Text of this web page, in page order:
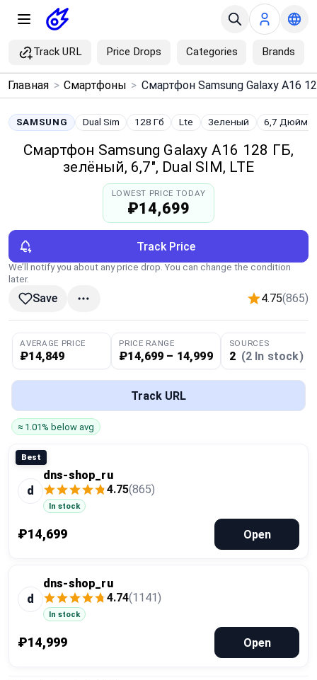
Track URL Price Drops Categories Brands
Menu ×
Categories
Plans & Pricing
Log in
Главная > Смартфоны >
SAMSUNG Dual Sim 128 Гб Lte Зеленый 6,7 Дюйма
Смартфон Samsung Galaxy A16 128 ГБ,
зелёный, 6,7", Dual SIM, LTE
LOWEST PRICE TODAY
₽14,699
Track Price
We’ll notify you about any price drop. You can change the condition
later.
Save 4.75(865)
AVERAGE PRICE
₽14,849
PRICE RANGE
₽14,699 – 14,999
SOURCES
2 (2 In stock)
Track URL
≈ 1.01% below avg
Best
d
dns-shop_ru
4.75(865)
In stock
₽14,699 Open
d
dns-shop_ru
4.74(1141)
In stock
₽14,999 Open